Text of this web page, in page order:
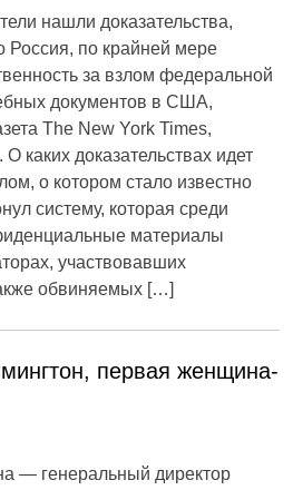
нашли доказательства,
Россия, по крайней мере
за взлом федеральной
документов в США,
The New York Times,
каких доказательствах идет
о котором стало известно
систему, которая среди
материалы
участвовавших
обвиняемых […]
первая женщина-
— генеральный директор